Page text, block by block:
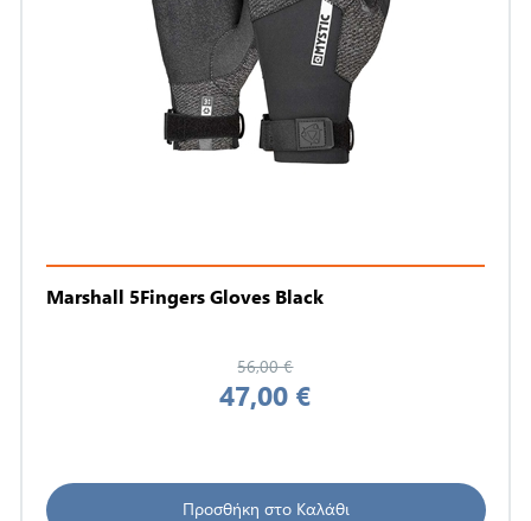
Marshall 5Fingers Gloves Black
56,00 €
47,00 €
Προσθήκη στο Καλάθι